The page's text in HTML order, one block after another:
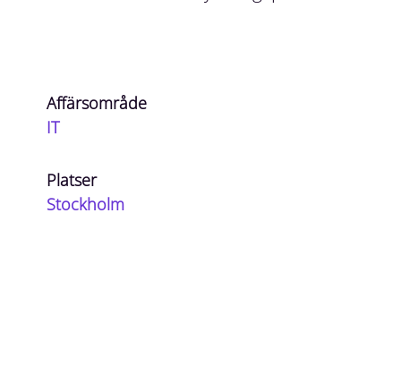
Affärsområde
IT
Platser
Stockholm